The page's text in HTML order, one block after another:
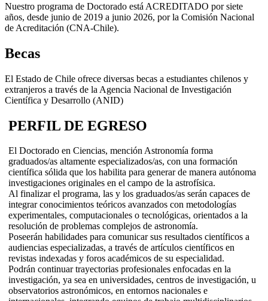
Nuestro programa de Doctorado está ACREDITADO por siete
años, desde junio de 2019 a junio 2026, por la Comisión Nacional
de Acreditación (CNA-Chile).
Becas
El Estado de Chile ofrece diversas becas a estudiantes chilenos y
extranjeros a través de la Agencia Nacional de Investigación
Científica y Desarrollo (ANID)
PERFIL DE EGRESO
El Doctorado en Ciencias, mención Astronomía forma
graduados/as altamente especializados/as, con una formación
científica sólida que los habilita para generar de manera autónoma
investigaciones originales en el campo de la astrofísica.
Al finalizar el programa, las y los graduados/as serán capaces de
integrar conocimientos teóricos avanzados con metodologías
experimentales, computacionales o tecnológicas, orientados a la
resolución de problemas complejos de astronomía.
Poseerán habilidades para comunicar sus resultados científicos a
audiencias especializadas, a través de artículos científicos en
revistas indexadas y foros académicos de su especialidad.
Podrán continuar trayectorias profesionales enfocadas en la
investigación, ya sea en universidades, centros de investigación, u
observatorios astronómicos, en entornos nacionales e